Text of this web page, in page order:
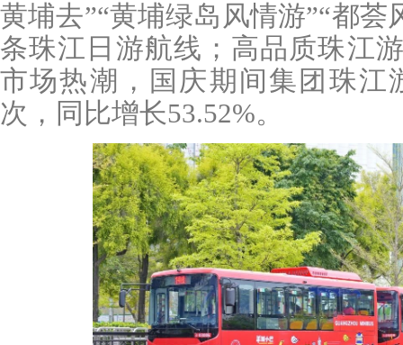
黄埔去”“黄埔绿岛风情游”“都荟
条珠江日游航线；高品质珠江
市场热潮，国庆期间集团珠江
次，同比增长53.52%。